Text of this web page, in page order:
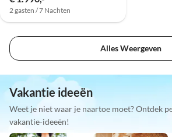
2 gasten / 7 Nachten
Alles Weergeven
Vakantie ideeën
Weet je niet waar je naartoe moet? Ontdek
vakantie-ideeën!